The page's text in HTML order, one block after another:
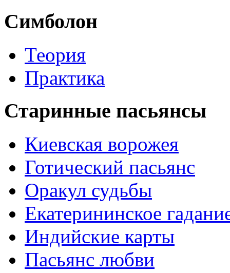
Симболон
Теория
Практика
Старинные пасьянсы
Киевская ворожея
Готический пасьянс
Оракул судьбы
Екатерининское
Индийские карты
Пасьянс любви